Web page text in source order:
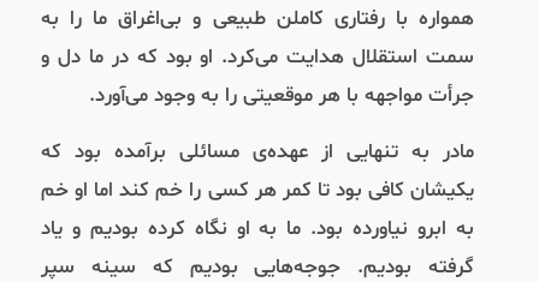
همواره با رفتاری کاملن طبیعی و بی‌اغراق ما را به
سمت استقلال هدایت می‌کرد. او بود که در ما دل و
جرأت مواجهه با هر موقعیتی را به وجود می‌آورد.
مادر به تنهایی از عهده‌ی مسائلی برآمده بود که
یکیشان کافی بود تا کمر هر کسی را خم کند اما او خم
به ابرو نیاورده بود. ما به او نگاه کرده بودیم و یاد
گرفته بودیم. جوجه‌هایی بودیم که سینه سپر